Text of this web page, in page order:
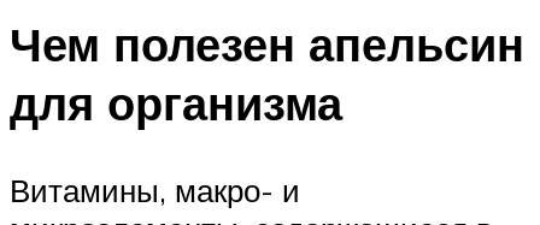
Чем полезен апельсин
для организма
Витамины, макро- и